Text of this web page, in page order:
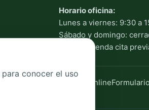
Horario oficina:
Lunes a viernes: 9:30 a
Sábado y domingo:
Se recomienda cita
frecuentes curso online
conocer el uso